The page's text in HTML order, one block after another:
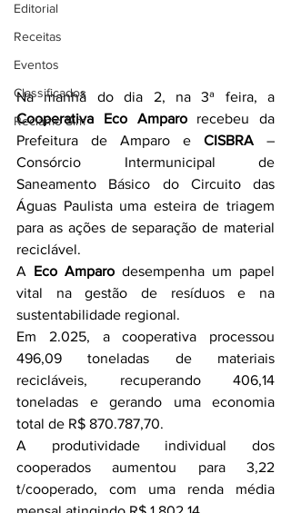
Editorial
Receitas
Eventos
Classificados
Reclamo Sim
Cooperativa Eco Amparo recebeu da
Prefeitura de Amparo e CISBRA –
Consórcio Intermunicipal de
Saneamento Básico do Circuito das
Águas Paulista uma esteira de triagem
para as ações de separação de material
reciclável.
A Eco Amparo desempenha um papel
vital na gestão de resíduos e na
sustentabilidade regional.
Em 2.025, a cooperativa processou
496,09 toneladas de materiais
recicláveis, recuperando 406,14
toneladas e gerando uma economia
total de R$ 870.787,70.
A produtividade individual dos
cooperados aumentou para 3,22
t/cooperado, com uma renda média